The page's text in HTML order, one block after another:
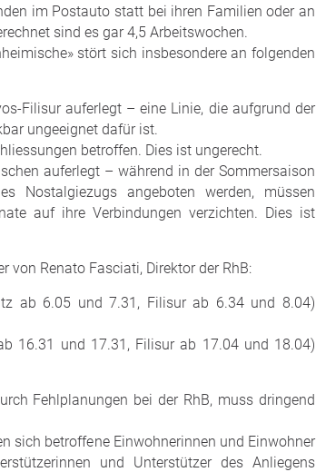
im Postauto statt bei ihren Familien oder an
sind es gar 4,5 Arbeitswochen.
stört sich insbesondere an folgenden
Filisur auferlegt – eine Linie, die aufgrund der
ungeeignet dafür ist.
betroffen. Dies ist ungerecht.
auferlegt – während in der Sommersaison
Nostalgiezugs angeboten werden, müssen
auf ihre Verbindungen verzichten. Dies ist
von Renato Fasciati, Direktor der RhB:
ab 6.05 und 7.31, Filisur ab 6.34 und 8.04)
16.31 und 17.31, Filisur ab 17.04 und 18.04)
Fehlplanungen bei der RhB, muss dringend
sich betroffene Einwohnerinnen und Einwohner
und Unterstützer des Anliegens